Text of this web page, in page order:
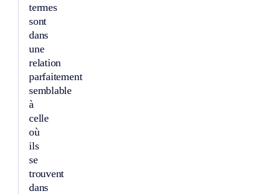
termes
sont
dans
une
relation
parfaitement
semblable
à
celle
où
ils
se
trouvent
dans